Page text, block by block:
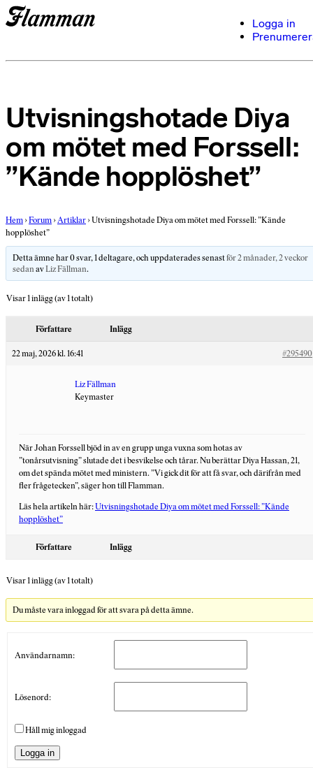
Logga in
Utvisningshotade Diya
om mötet med Forssell:
”Kände hopplöshet”
Hem ›Forum ›Artiklar ›Utvisningshotade Diya om mötet med Forssell: ”Kände
hopplöshet”
Detta ämne har 0 svar, 1 deltagare, och uppdaterades senastför 2 månader, 2 veckor
sedanavLiz Fällman.
Visar 1 inlägg (av 1 totalt)
Författare Inlägg
22 maj, 2026 kl. 16:41 #295490
Liz Fällman
Keymaster
När Johan Forssell bjöd in av en grupp unga vuxna som hotas av
”tonårsutvisning” slutade det i besvikelse och tårar. Nu berättar Diya Hassan, 21,
om det spända mötet med ministern. ”Vi gick dit för att få svar, och därifrån med
fler frågetecken”, säger hon till Flamman.
Läs hela artikeln här:Utvisningshotade Diya om mötet med Forssell: ”Kände
hopplöshet”
Författare Inlägg
Visar 1 inlägg (av 1 totalt)
Du måste vara inloggad för att svara på detta ämne.
Användarnamn:
Lösenord:
Håll mig inloggad
Logga in